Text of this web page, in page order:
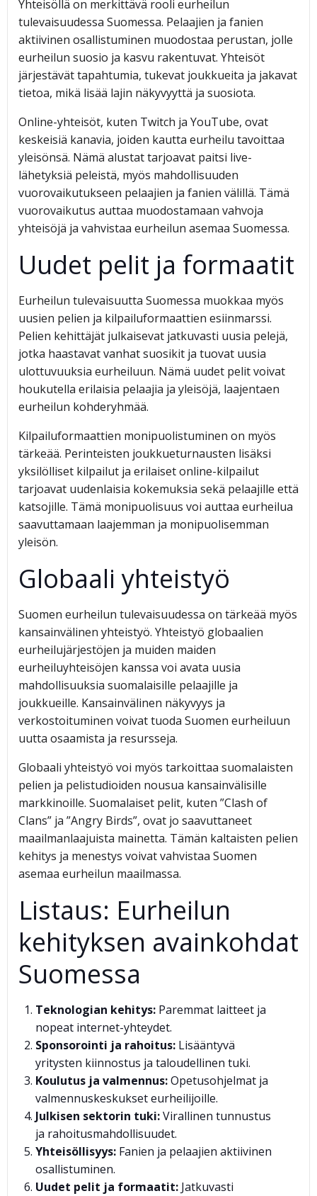
Yhteisöllä on merkittävä rooli eurheilun
tulevaisuudessa Suomessa. Pelaajien ja fanien
aktiivinen osallistuminen muodostaa perustan, jolle
eurheilun suosio ja kasvu rakentuvat. Yhteisöt
järjestävät tapahtumia, tukevat joukkueita ja jakavat
tietoa, mikä lisää lajin näkyvyyttä ja suosiota.
Online-yhteisöt, kuten Twitch ja YouTube, ovat
keskeisiä kanavia, joiden kautta eurheilu tavoittaa
yleisönsä. Nämä alustat tarjoavat paitsi live-
lähetyksiä peleistä, myös mahdollisuuden
vuorovaikutukseen pelaajien ja fanien välillä. Tämä
vuorovaikutus auttaa muodostamaan vahvoja
yhteisöjä ja vahvistaa eurheilun asemaa Suomessa.
Uudet pelit ja formaatit
Eurheilun tulevaisuutta Suomessa muokkaa myös
uusien pelien ja kilpailuformaattien esiinmarssi.
Pelien kehittäjät julkaisevat jatkuvasti uusia pelejä,
jotka haastavat vanhat suosikit ja tuovat uusia
ulottuvuuksia eurheiluun. Nämä uudet pelit voivat
houkutella erilaisia pelaajia ja yleisöjä, laajentaen
eurheilun kohderyhmää.
Kilpailuformaattien monipuolistuminen on myös
tärkeää. Perinteisten joukkueturnausten lisäksi
yksilölliset kilpailut ja erilaiset online-kilpailut
tarjoavat uudenlaisia kokemuksia sekä pelaajille että
katsojille. Tämä monipuolisuus voi auttaa eurheilua
saavuttamaan laajemman ja monipuolisemman
yleisön.
Globaali yhteistyö
Suomen eurheilun tulevaisuudessa on tärkeää myös
kansainvälinen yhteistyö. Yhteistyö globaalien
eurheilujärjestöjen ja muiden maiden
eurheiluyhteisöjen kanssa voi avata uusia
mahdollisuuksia suomalaisille pelaajille ja
joukkueille. Kansainvälinen näkyvyys ja
verkostoituminen voivat tuoda Suomen eurheiluun
uutta osaamista ja resursseja.
Globaali yhteistyö voi myös tarkoittaa suomalaisten
pelien ja pelistudioiden nousua kansainvälisille
markkinoille. Suomalaiset pelit, kuten ”Clash of
Clans” ja ”Angry Birds”, ovat jo saavuttaneet
maailmanlaajuista mainetta. Tämän kaltaisten pelien
kehitys ja menestys voivat vahvistaa Suomen
asemaa eurheilun maailmassa.
Listaus: Eurheilun
kehityksen avainkohdat
Suomessa
Teknologian kehitys: Paremmat laitteet ja
nopeat internet-yhteydet.
Sponsorointi ja rahoitus: Lisääntyvä
yritysten kiinnostus ja taloudellinen tuki.
Koulutus ja valmennus:Opetusohjelmat ja
valmennuskeskukset eurheilijoille.
Julkisen sektorin tuki:Virallinen tunnustus
ja rahoitusmahdollisuudet.
Yhteisöllisyys: Fanien ja pelaajien aktiivinen
osallistuminen.
Uudet pelit ja formaatit: Jatkuvasti